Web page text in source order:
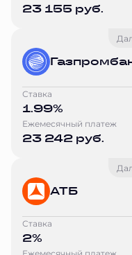
23 155 руб.
Ставка
1.99%
Ежемесячный платеж
23 242 руб.
АТБ
Ставка
2%